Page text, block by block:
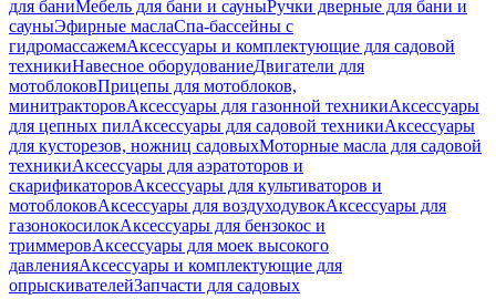
для баниМебель для бани и сауныРучки дверные для бани и
сауныЭфирные маслаСпа-бассейны с
гидромассажемАксессуары и комплектующие для садовой
техникиНавесное оборудованиеДвигатели для
мотоблоковПрицепы для мотоблоков,
минитракторовАксессуары для газонной техникиАксессуары
для цепных пилАксессуары для садовой техникиАксессуары
для кусторезов, ножниц садовыхМоторные масла для садовой
техникиАксессуары для аэратоторов и
скарификаторовАксессуары для культиваторов и
мотоблоковАксессуары для воздуходувокАксессуары для
газонокосилокАксессуары для бензокос и
триммеровАксессуары для моек высокого
давленияАксессуары и комплектующие для
опрыскивателейЗапчасти для садовых